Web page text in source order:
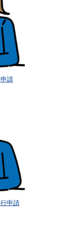
サポート
13
のサポ
となる事が
。 弊社製品
年7月9日に
されており
社製品で
あり修
まし
会員様専用
請
申請